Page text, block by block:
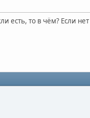
есть, то в чём? Если нет